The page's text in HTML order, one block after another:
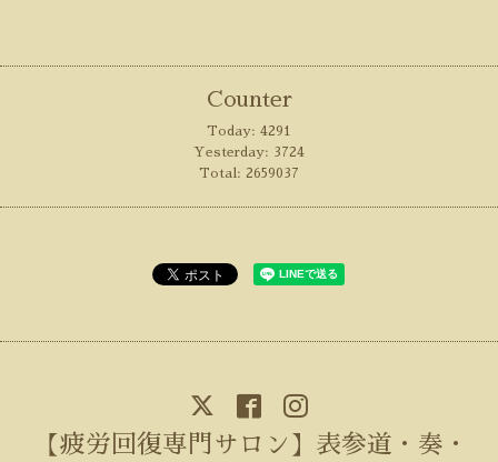
Counter
Today: 4291
Yesterday: 3724
Total: 2659037
【疲労回復専門サロン】表参道・奏・